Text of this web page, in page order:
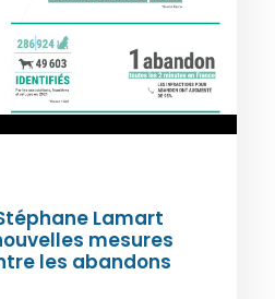
Lamart
mesures
les abandons